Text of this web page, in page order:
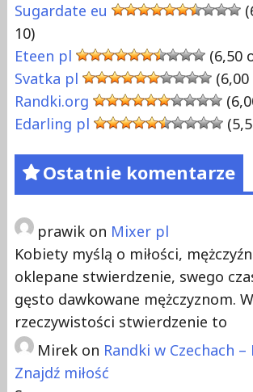
Sugardate eu
10)
Eteen pl
(6,50
Svatka pl
(6,00
Randki.org
Edarling pl
Ostatnie komentarze
prawikon Mixer pl
Kobiety myślą o miłości,
oklepane stwierdzenie, swego
gęsto dawkowane mężczyznom. W
rzeczywistości stwierdzenie to
Mirekon Randki w Czechach
Znajdź miłość